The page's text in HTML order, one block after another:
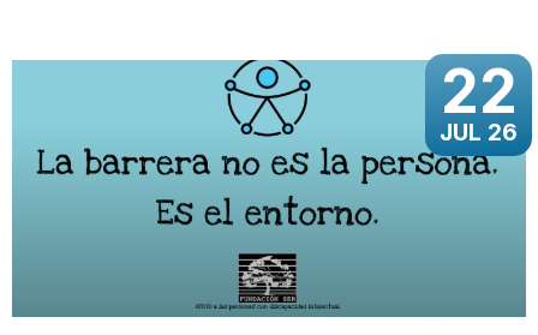
22
JUL 26